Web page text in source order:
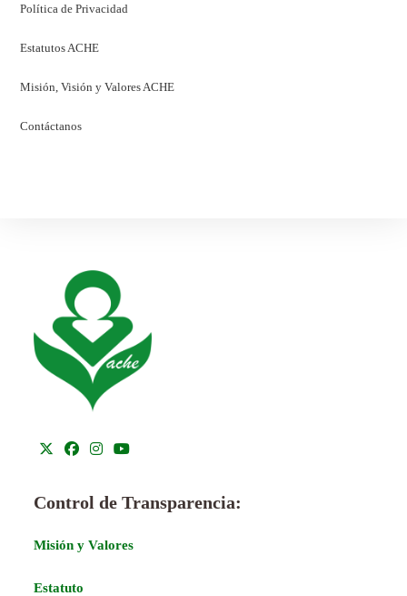
Política de Privacidad
Estatutos ACHE
Misión, Visión y Valores ACHE
Contáctanos
Control de Transparencia:
Misión y Valores
Estatuto